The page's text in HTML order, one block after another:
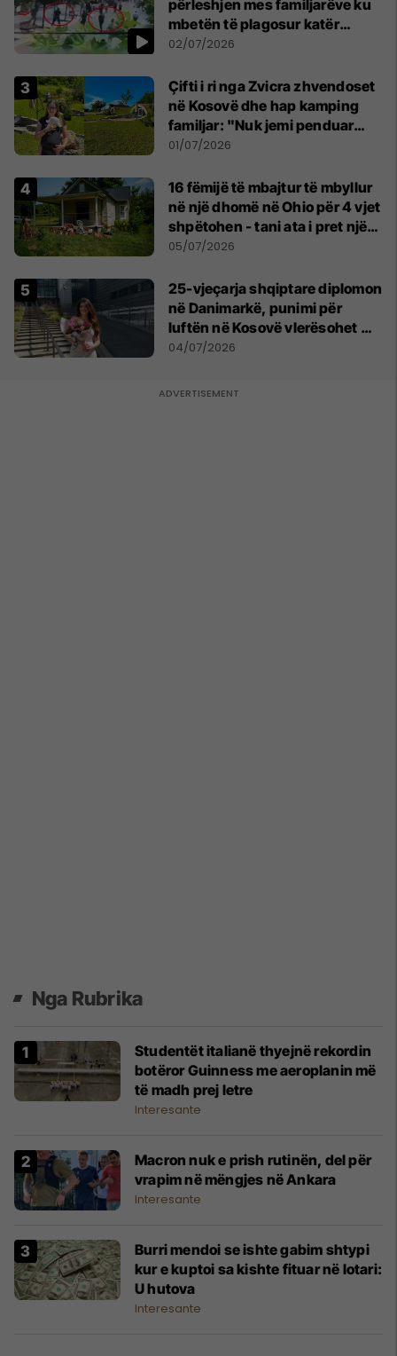
përleshjen mes familjarëve ku
mbetën të plagosur katër
persona
02/07/2026
Çifti i ri nga Zvicra zhvendoset
në Kosovë dhe hap kamping
familjar: "Nuk jemi penduar
asnjë ditë"
01/07/2026
16 fëmijë të mbajtur të mbyllur
në një dhomë në Ohio për 4 vjet
shpëtohen - tani ata i pret një
sfidë e madhe
05/07/2026
25-vjeçarja shqiptare diplomon
në Danimarkë, punimi për
luftën në Kosovë vlerësohet me
notën më të lartë
04/07/2026
Nga Rubrika
Studentët italianë thyejnë rekordin
botëror Guinness me aeroplanin më
të madh prej letre
Interesante
Macron nuk e prish rutinën, del për
vrapim në mëngjes në Ankara
Interesante
Burri mendoi se ishte gabim shtypi
kur e kuptoi sa kishte fituar në lotari:
U hutova
Interesante